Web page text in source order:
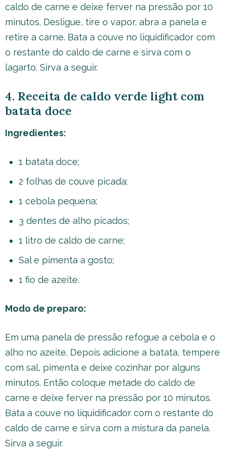
caldo de carne e deixe ferver na pressão por 10
minutos. Desligue, tire o vapor, abra a panela e
retire a carne. Bata a couve no liquidificador com
o restante do caldo de carne e sirva com o
lagarto. Sirva a seguir.
4. Receita de caldo verde light com
batata doce
Ingredientes:
1 batata doce;
2 folhas de couve picada;
1 cebola pequena;
3 dentes de alho picados;
1 litro de caldo de carne;
Sal e pimenta a gosto;
1 fio de azeite.
Modo de preparo:
Em uma panela de pressão refogue a cebola e o
alho no azeite. Depois adicione a batata, tempere
com sal, pimenta e deixe cozinhar por alguns
minutos. Então coloque metade do caldo de
carne e deixe ferver na pressão por 10 minutos.
Bata a couve no liquidificador com o restante do
caldo de carne e sirva com a mistura da panela.
Sirva a seguir.